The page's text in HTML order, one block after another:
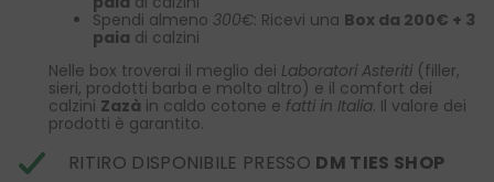
Spendi almeno 300€: Ricevi una Box da 200€ + 3
paia di calzini
Nelle box troverai il meglio dei Laboratori Asteriti (filler,
sieri, prodotti barba e molto altro) e il comfort dei
calzini Zazà in caldo cotone e fatti in Italia. Il valore dei
prodotti è garantito.
RITIRO DISPONIBILE PRESSO DM TIES SHOP